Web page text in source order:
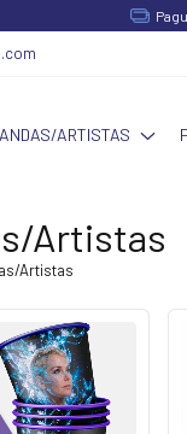
ARTISTAS
Artistas
Artistas